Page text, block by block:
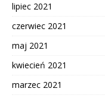
lipiec 2021
czerwiec 2021
maj 2021
kwiecień 2021
marzec 2021